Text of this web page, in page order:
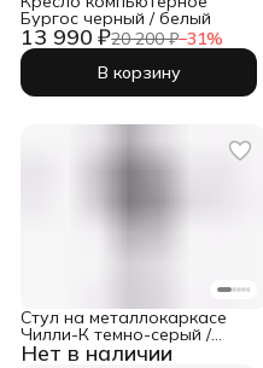
13 990 ₽20 200 ₽−31%
Бургос черный / белый
В корзину
Нет в наличии
Стул на металлокаркасе
Чилли-К темно-серый /
серый